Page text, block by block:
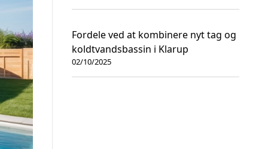
Fordele ved at kombinere nyt tag og
koldtvandsbassin i Klarup
02/10/2025